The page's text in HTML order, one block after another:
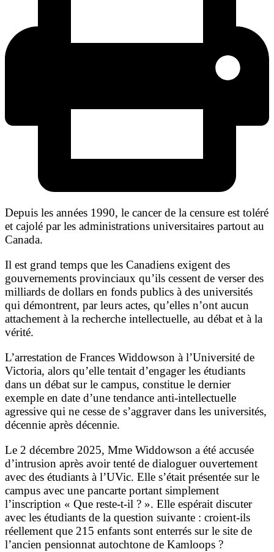
Depuis les années 1990, le cancer de la censure est toléré
et cajolé par les administrations universitaires partout au
Canada.
Il est grand temps que les Canadiens exigent des
gouvernements provinciaux qu’ils cessent de verser des
milliards de dollars en fonds publics à des universités
qui démontrent, par leurs actes, qu’elles n’ont aucun
attachement à la recherche intellectuelle, au débat et à la
vérité.
L’arrestation de Frances Widdowson à l’Université de
Victoria, alors qu’elle tentait d’engager les étudiants
dans un débat sur le campus, constitue le dernier
exemple en date d’une tendance anti-intellectuelle
agressive qui ne cesse de s’aggraver dans les universités,
décennie après décennie.
Le 2 décembre 2025, Mme Widdowson a été accusée
d’intrusion après avoir tenté de dialoguer ouvertement
avec des étudiants à l’UVic. Elle s’était présentée sur le
campus avec une pancarte portant simplement
l’inscription « Que reste-t-il ? ». Elle espérait discuter
avec les étudiants de la question suivante : croient-ils
réellement que 215 enfants sont enterrés sur le site de
l’ancien pensionnat autochtone de Kamloops ?